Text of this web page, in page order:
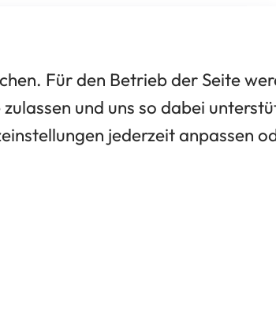
Für den Betrieb der Seite
und uns so dabei
jederzeit anpassen